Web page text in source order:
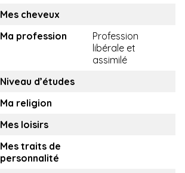
Mes cheveux
Ma profession
Profession
libérale et
assimilé
Niveau d’études
Ma religion
Mes loisirs
Mes traits de
personnalité